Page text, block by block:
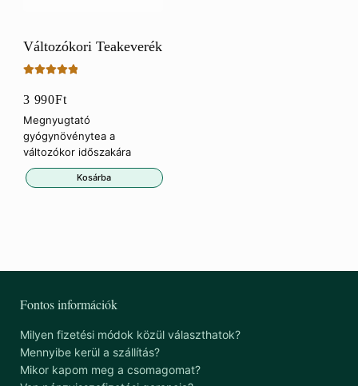
Változókori Teakeverék
5.00/ 5
3 990Ft
Megnyugtató
gyógynövénytea a
változókor időszakára
Kosárba
Fontos információk
Milyen fizetési módok közül választhatok?
Mennyibe kerül a szállítás?
Mikor kapom meg a csomagomat?